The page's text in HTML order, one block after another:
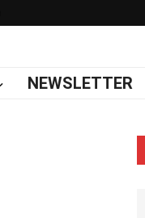
NEWSLETTER